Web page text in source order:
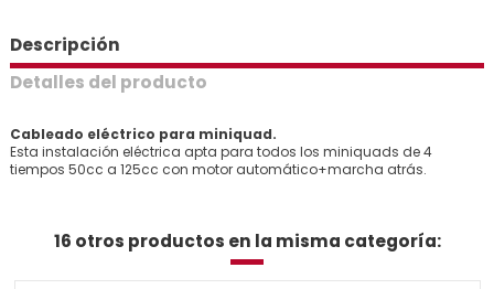
Descripción
Detalles del producto
Cableado eléctrico para miniquad.
Esta instalación eléctrica apta para todos los miniquads de 4
tiempos 50cc a 125cc con motor automático+marcha atrás.
16 otros productos en la misma categoría: